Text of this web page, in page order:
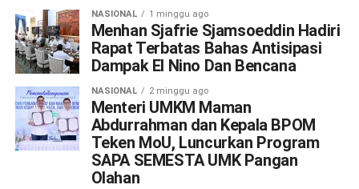
NASIONAL 1 minggu ago
Menhan Sjafrie Sjamsoeddin Hadiri
Rapat Terbatas Bahas Antisipasi
Dampak El Nino Dan Bencana
NASIONAL 2 minggu ago
Menteri UMKM Maman
Abdurrahman dan Kepala BPOM
Teken MoU, Luncurkan Program
SAPA SEMESTA UMK Pangan
Olahan